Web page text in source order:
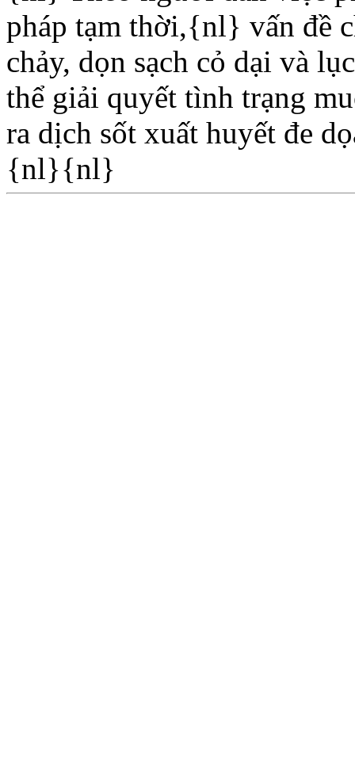
pháp tạm thời,{nl} vấn đề
chảy, dọn sạch cỏ dại và
thể giải quyết tình trạng
ra dịch sốt xuất huyết đe
{nl}{nl}